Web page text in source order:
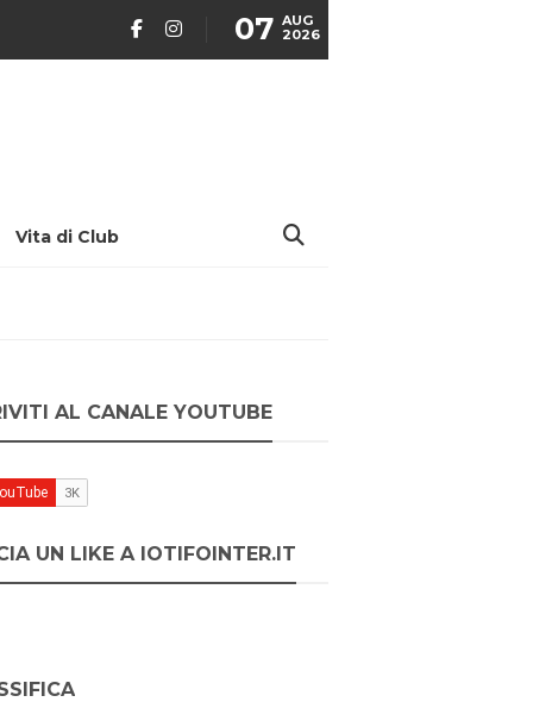
07 AUG
2026
Vita di Club
AL CANALE YOUTUBE
UN LIKE A IOTIFOINTER.IT